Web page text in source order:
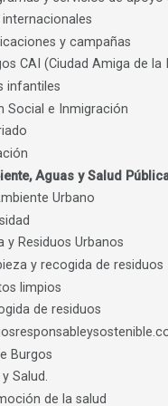
internacionales
y campañas
CAI (Ciudad Amiga de la
infantiles
Social e Inmigración
Aguas y Salud
Urbano
y Residuos Urbanos
y recogida de residuos
limpios
de residuos
Burgos
Salud.
de la salud